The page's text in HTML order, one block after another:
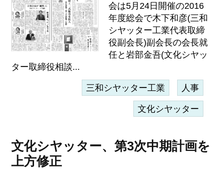
会は5月24日開催の2016
年度総会で木下和彦(三和
シヤッター工業代表取締
役副会長)副会長の会長就
任と岩部金吾(文化シヤッ
ター取締役相談...
三和シヤッター工業 人事
文化シヤッター
文化シヤッター、第3次中期計画を
上方修正